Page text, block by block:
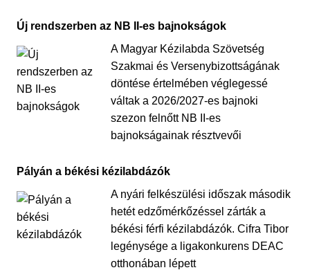
Új rendszerben az NB II-es bajnokságok
A Magyar Kézilabda Szövetség
Szakmai és Versenybizottságának
döntése értelmében véglegessé
váltak a 2026/2027-es bajnoki
szezon felnőtt NB II-es
bajnokságainak résztvevői
Pályán a békési kézilabdázók
A nyári felkészülési időszak második
hetét edzőmérkőzéssel zárták a
békési férfi kézilabdázók. Cifra Tibor
legénysége a ligakonkurens DEAC
otthonában lépett